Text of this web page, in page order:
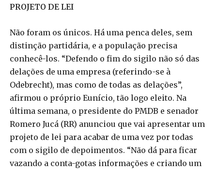
PROJETO DE LEI
Não foram os únicos. Há uma penca deles, sem
distinção partidária, e a população precisa
conhecê-los. “Defendo o fim do sigilo não só das
delações de uma empresa (referindo-se à
Odebrecht), mas como de todas as delações”,
afirmou o próprio Eunício, tão logo eleito. Na
última semana, o presidente do PMDB e senador
Romero Jucá (RR) anunciou que vai apresentar um
projeto de lei para acabar de uma vez por todas
com o sigilo de depoimentos. “Não dá para ficar
vazando a conta-gotas informações e criando um